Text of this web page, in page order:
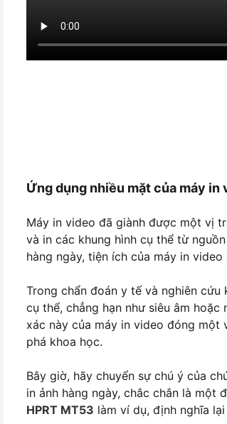
Ứng dụng nhiều mặt của máy in
Máy in video đã giành được một vị
và in các khung hình cụ thể từ
hàng ngày, tiện ích của máy in
Trong chẩn đoán y tế và nghiên
cụ thể, chẳng hạn như siêu âm
xác này của máy in video đóng
phá khoa học.
Bây giờ, hãy chuyển sự chú ý của
in ảnh hàng ngày, chắc chắn là một
HPRT MT53 làm ví dụ, định nghĩa